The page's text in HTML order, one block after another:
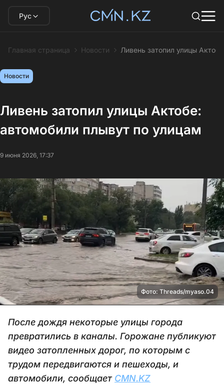
Рус
Главная страница Новости Ливень затопил улицы
Новости
Ливень затопил улицы Актобе:
автомобили плывут по улицам
9 июня 2026, 17:37
Фото: Threads/myaso.04
После дождя некоторые улицы города
превратились в каналы. Горожане публикуют
видео затопленных дорог, по которым с
трудом передвигаются и пешеходы, и
автомобили, сообщает CMN.KZ